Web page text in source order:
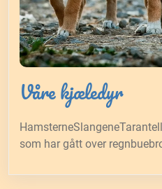
Våre kjæledyr
som har gått over